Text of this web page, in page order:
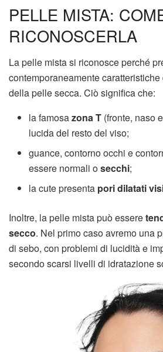
PELLE MISTA:
RICONOSCERLA
La pelle mista si riconosce perché
contemporaneamente
della pelle secca. Ciò significa che:
la famosazona T (fronte, naso
lucida del resto del viso;
guance, contorno occhi e
essere normali osecchi;
la cute presenta pori dilatati
Inoltre, la pelle mista può essere
secco. Nel primo caso avremo una
di sebo, con problemi di lucidità e
secondo scarsi livelli di idratazione